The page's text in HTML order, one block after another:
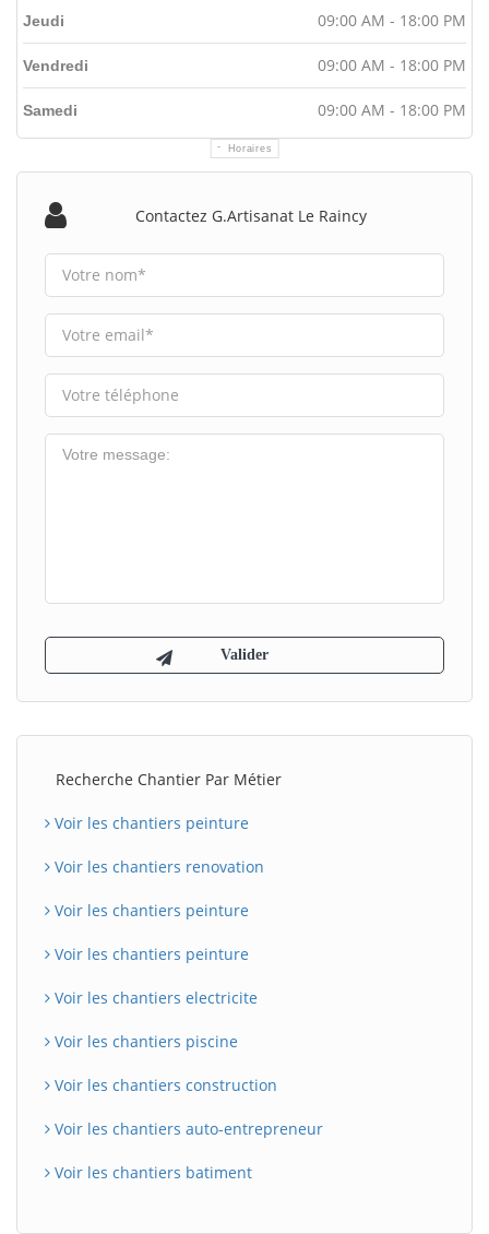
Horaires
Jeudi 09:00 AM - 18:00 PM
Vendredi 09:00 AM - 18:00 PM
Samedi 09:00 AM - 18:00 PM
Contactez G.artisanat Le Raincy
Recherche Chantier Par Métier
Voir les chantiers peinture
Voir les chantiers renovation
Voir les chantiers peinture
Voir les chantiers peinture
Voir les chantiers electricite
Voir les chantiers piscine
Voir les chantiers construction
Voir les chantiers auto-entrepreneur
Voir les chantiers batiment